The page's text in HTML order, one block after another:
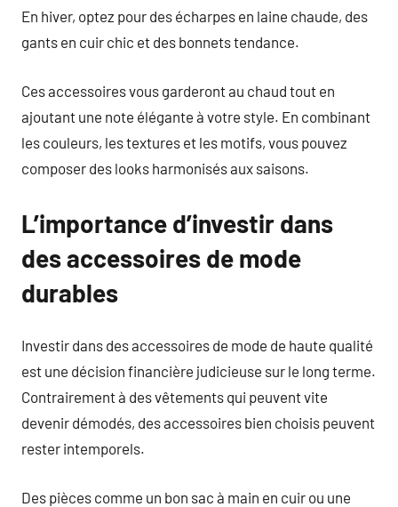
En hiver, optez pour des écharpes en laine chaude, des
gants en cuir chic et des bonnets tendance.
Ces accessoires vous garderont au chaud tout en
ajoutant une note élégante à votre style. En combinant
les couleurs, les textures et les motifs, vous pouvez
composer des looks harmonisés aux saisons.
L’importance d’investir dans
des accessoires de mode
durables
Investir dans des accessoires de mode de haute qualité
est une décision financière judicieuse sur le long terme.
Contrairement à des vêtements qui peuvent vite
devenir démodés, des accessoires bien choisis peuvent
rester intemporels.
Des pièces comme un bon sac à main en cuir ou une